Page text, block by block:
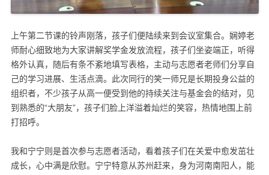
上午第二节课的铃声刚落，孩子们便陆续来到会议室集合。娴婷老
师耐心细致地为大家讲解奖学金发放流程，孩子们坐姿端正，听得
格外认真，随后有条不紊地填写表格，主动与志愿者老师们分享自
己的学习进展、生活点滴。此次同行的笑一师兄是长期投身公益的
组织者，不少孩子从高一便受到他的持续关注与基金会的结对，见
到熟悉的“大朋友”，孩子们脸上洋溢着灿烂的笑容，热情地围上前
打招呼。
我和宁宁则是首次参与志愿者活动，看着孩子们在关爱中愈发茁壮
成长，心中满是欣慰。宁宁特意从苏州赶来，身为河南南阳人，能